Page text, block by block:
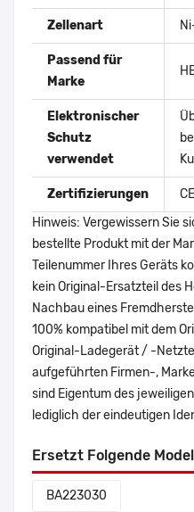
Zellenart
Passend für
Marke
Elektronischer
Schutz
verwendet
Zertifizierungen
Hinweis: Vergewissern Sie
bestellte Produkt mit der
Teilenummer Ihres Geräts
kein Original-Ersatzteil des
Nachbau eines
100% kompatibel mit dem
Original-Ladegerät / -
aufgeführten Firmen-,
sind Eigentum des
lediglich der eindeutigen
Ersetzt Folgende
BA223030